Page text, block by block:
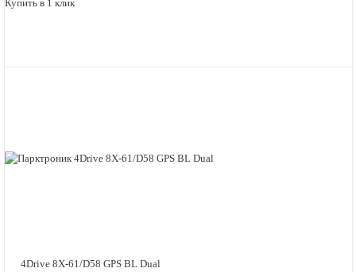
Купить в 1 клик
4Drive 8X-61/D58 GPS BL Dual